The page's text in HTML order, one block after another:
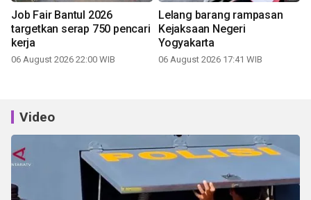
Job Fair Bantul 2026
targetkan serap 750 pencari
kerja
06 August 2026 22:00 WIB
Lelang barang rampasan
Kejaksaan Negeri
Yogyakarta
06 August 2026 17:41 WIB
Video